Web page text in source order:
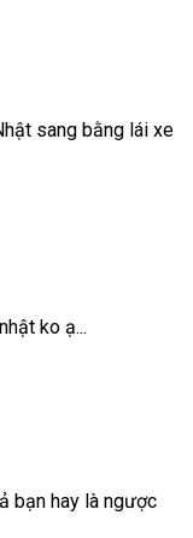
sang bằng lái xe
ko ạ...
bạn hay là ngược